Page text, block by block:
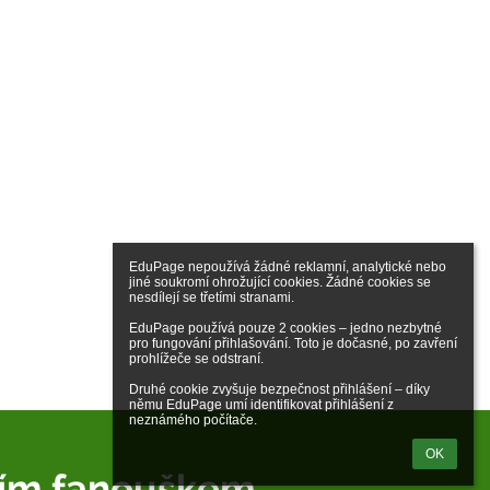
EduPage nepoužívá žádné reklamní, analytické nebo
jiné soukromí ohrožující cookies. Žádné cookies se
nesdílejí se třetími stranami.
EduPage používá pouze 2 cookies – jedno nezbytné
pro fungování přihlašování. Toto je dočasné, po zavření
prohlížeče se odstraní.
Druhé cookie zvyšuje bezpečnost přihlášení – díky
němu EduPage umí identifikovat přihlášení z
neznámého počítače.
OK